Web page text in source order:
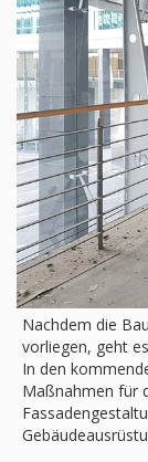
Nachdem die
vorliegen, geht
In den
Maßnahmen für